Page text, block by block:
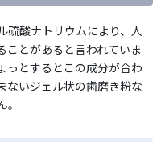
硫酸ナトリウムにより、人
ことがあると言われていま
っとするとこの成分が合わ
ないジェル状の歯磨き粉な